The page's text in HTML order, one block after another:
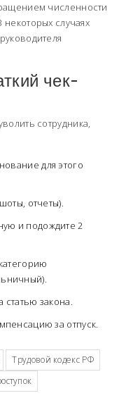
численности
случаях
чек-
сотрудника,
для этого
отчеты).
и подождите 2
закона.
за отпуск.
Трудовой кодекс РФ